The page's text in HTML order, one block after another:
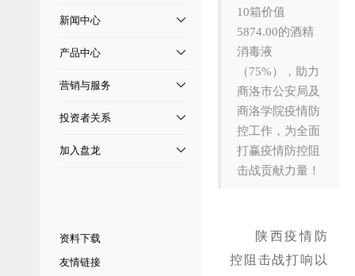
新闻中心
产品中心
营销与服务
投资者关系
加入盘龙
资料下载
友情链接
10箱价值
5874.00的酒精
消毒液
（75%），助力
商洛市公安局及
商洛学院疫情防
控工作，为全面
打赢疫情防控阻
击战贡献力量！
陕西疫情防
控阻击战打响以